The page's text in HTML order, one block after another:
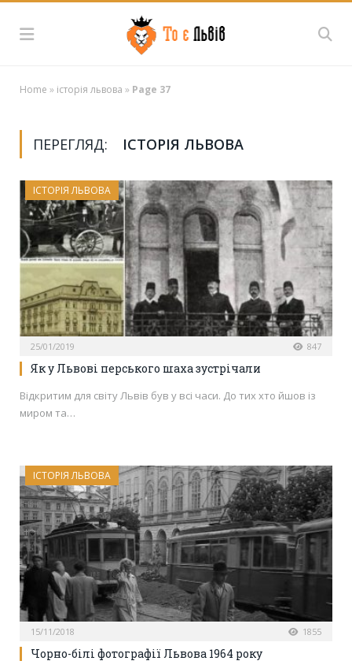
Home » історія львова » Page 37
ПЕРЕГЛЯД: ІСТОРІЯ ЛЬВОВА
ІСТОРІЯ ЛЬВОВА
25/01/2019 847
Як у Львові перського шаха зустрічали
Відкритим для світу Львів був у всі часи. До тих хто йшов із
миром та…
ІСТОРІЯ ЛЬВОВА
15/11/2018 1855
Чорно-білі фотографії Львова 1964 року